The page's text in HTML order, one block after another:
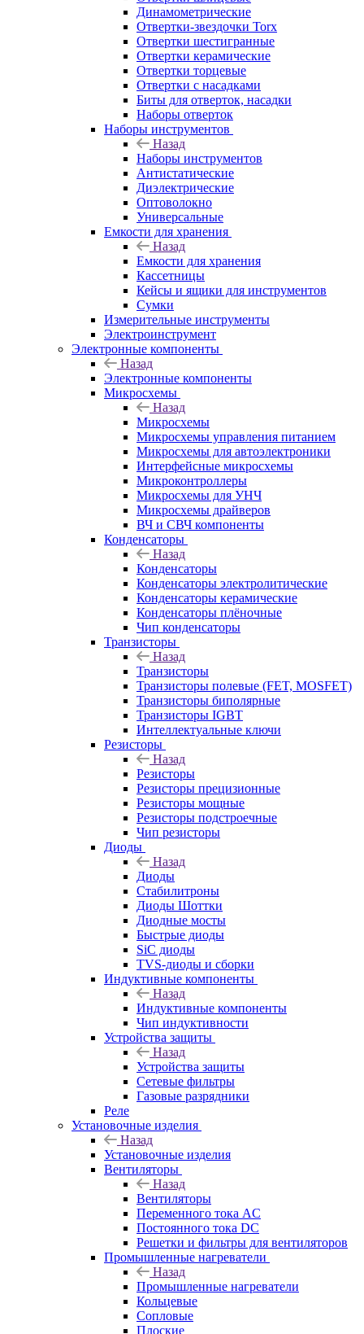
Динамометрические
Отвертки-звездочки Torx
Отвертки шестигранные
Отвертки керамические
Отвертки торцевые
Отвертки с насадками
Биты для отверток, насадки
Наборы отверток
Наборы инструментов
Назад
Наборы инструментов
Антистатические
Диэлектрические
Оптоволокно
Универсальные
Емкости для хранения
Назад
Емкости для хранения
Кассетницы
Кейсы и ящики для инструментов
Сумки
Измерительные инструменты
Электроинструмент
Электронные компоненты
Назад
Электронные компоненты
Микросхемы
Назад
Микросхемы
Микросхемы управления питанием
Микросхемы для автоэлектроники
Интерфейсные микросхемы
Микроконтроллеры
Микросхемы для УНЧ
Микросхемы драйверов
ВЧ и СВЧ компоненты
Конденсаторы
Назад
Конденсаторы
Конденсаторы электролитические
Конденсаторы керамические
Конденсаторы плёночные
Чип конденсаторы
Транзисторы
Назад
Транзисторы
Транзисторы полевые (FET, MOSFET)
Транзисторы биполярные
Транзисторы IGBT
Интеллектуальные ключи
Резисторы
Назад
Резисторы
Резисторы прецизионные
Резисторы мощные
Резисторы подстроечные
Чип резисторы
Диоды
Назад
Диоды
Стабилитроны
Диоды Шоттки
Диодные мосты
Быстрые диоды
SiC диоды
TVS-диоды и сборки
Индуктивные компоненты
Назад
Индуктивные компоненты
Чип индуктивности
Устройства защиты
Назад
Устройства защиты
Сетевые фильтры
Газовые разрядники
Реле
Установочные изделия
Назад
Установочные изделия
Вентиляторы
Назад
Вентиляторы
Переменного тока AC
Постоянного тока DC
Решетки и фильтры для вентиляторов
Промышленные нагреватели
Назад
Промышленные нагреватели
Кольцевые
Сопловые
Плоские